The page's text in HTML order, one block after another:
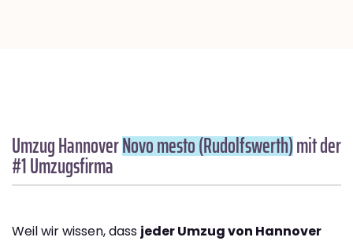
Umzug HannoverNovo mesto (Rudolfswerth)mit der
#1 Umzugsfirma
Weil wir wissen, dass jeder Umzug von Hannover